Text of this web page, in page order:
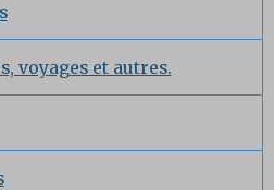
voyages et autres.